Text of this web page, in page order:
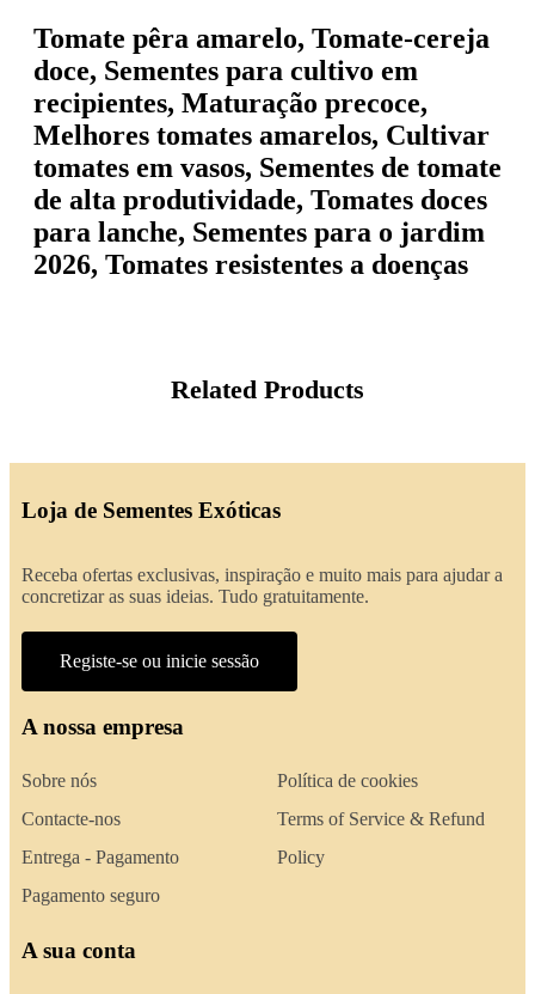
Tomate pêra amarelo, Tomate-cereja
doce, Sementes para cultivo em
recipientes, Maturação precoce,
Melhores tomates amarelos, Cultivar
tomates em vasos, Sementes de tomate
de alta produtividade, Tomates doces
para lanche, Sementes para o jardim
2026, Tomates resistentes a doenças
Related Products
Loja de Sementes Exóticas
Receba ofertas exclusivas, inspiração e muito mais para ajudar a
concretizar as suas ideias. Tudo gratuitamente.
Registe-se ou inicie sessão
A nossa empresa
Sobre nós
Contacte-nos
Entrega - Pagamento
Pagamento seguro
Política de cookies
Terms of Service & Refund
Policy
A sua conta